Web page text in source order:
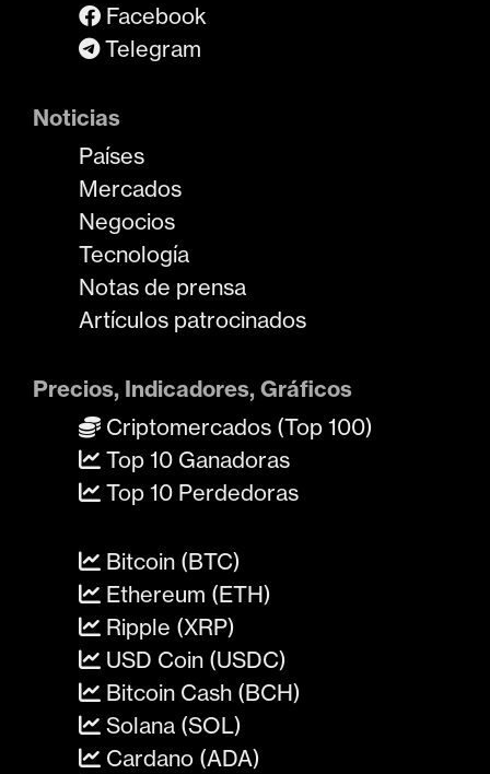
Facebook
Telegram
Noticias
Países
Mercados
Negocios
Tecnología
Notas de prensa
Artículos patrocinados
Precios, Indicadores, Gráficos
Criptomercados (Top 100)
Top 10 Ganadoras
Top 10 Perdedoras
Bitcoin (BTC)
Ethereum (ETH)
Ripple (XRP)
USD Coin (USDC)
Bitcoin Cash (BCH)
Solana (SOL)
Cardano (ADA)